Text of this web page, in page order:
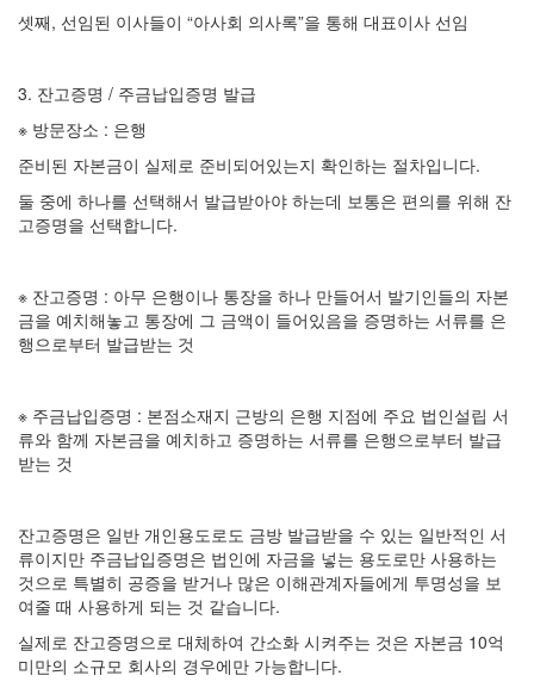
셋째, 선임된 이사들이 “아사회 의사록”을 통해 대표이사 선임
3. 잔고증명 / 주금납입증명 발급
※ 방문장소 : 은행
준비된 자본금이 실제로 준비되어있는지 확인하는 절차입니다.
둘 중에 하나를 선택해서 발급받아야 하는데 보통은 편의를 위해 잔
고증명을 선택합니다.
※ 잔고증명 : 아무 은행이나 통장을 하나 만들어서 발기인들의 자본
금을 예치해놓고 통장에 그 금액이 들어있음을 증명하는 서류를 은
행으로부터 발급받는 것
※ 주금납입증명 : 본점소재지 근방의 은행 지점에 주요 법인설립 서
류와 함께 자본금을 예치하고 증명하는 서류를 은행으로부터 발급
받는 것
잔고증명은 일반 개인용도로도 금방 발급받을 수 있는 일반적인 서
류이지만 주금납입증명은 법인에 자금을 넣는 용도로만 사용하는
것으로 특별히 공증을 받거나 많은 이해관계자들에게 투명성을 보
여줄 때 사용하게 되는 것 같습니다.
실제로 잔고증명으로 대체하여 간소화 시켜주는 것은 자본금 10억
미만의 소규모 회사의 경우에만 가능합니다.